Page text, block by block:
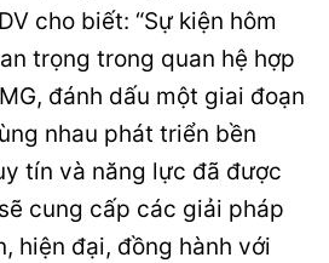
cho biết: “Sự kiện hôm
trọng trong quan hệ hợp
đánh dấu một giai đoạn
nhau phát triển bền
tín và năng lực đã được
cung cấp các giải pháp
hiện đại, đồng hành với